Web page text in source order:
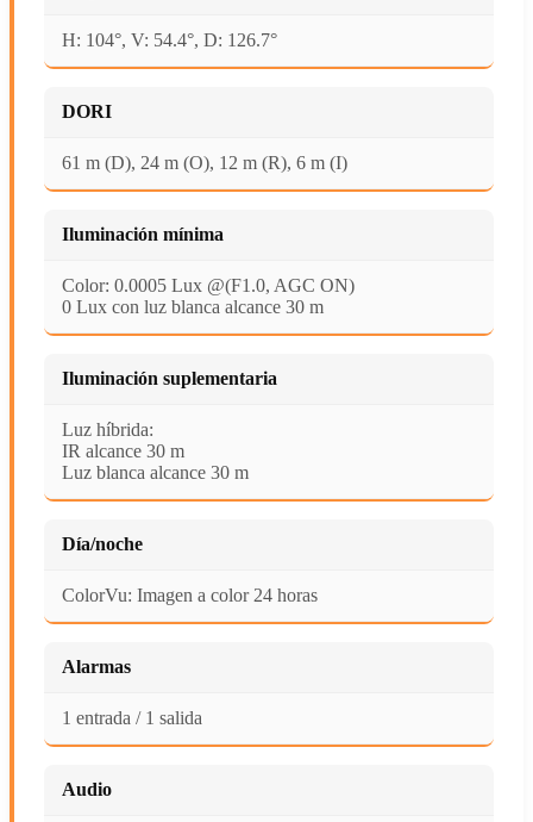
H: 104°, V: 54.4°, D: 126.7°
DORI
61 m (D), 24 m (O), 12 m (R), 6 m (I)
Iluminación mínima
Color: 0.0005 Lux @(F1.0, AGC ON)
0 Lux con luz blanca alcance 30 m
Iluminación suplementaria
Luz híbrida:
IR alcance 30 m
Luz blanca alcance 30 m
Día/noche
ColorVu: Imagen a color 24 horas
Alarmas
1 entrada / 1 salida
Audio